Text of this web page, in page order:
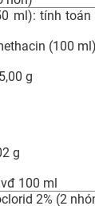
ml): tính
(100
g
g
100 ml
2% (2